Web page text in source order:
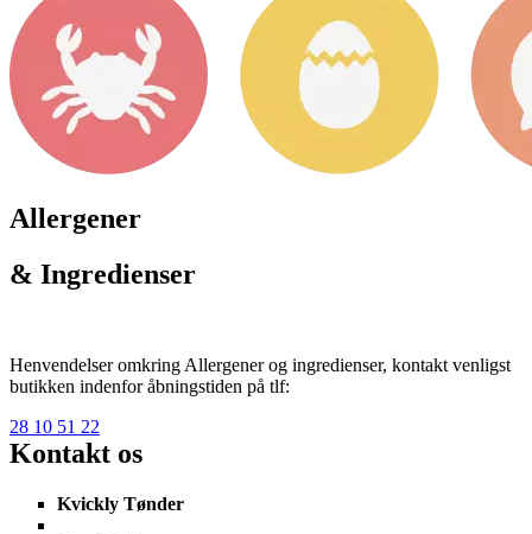
Allergener
& Ingredienser
Henvendelser omkring Allergener og ingredienser, kontakt venligst
butikken indenfor åbningstiden på tlf:
28 10 51 22
Kontakt os
Kvickly Tønder